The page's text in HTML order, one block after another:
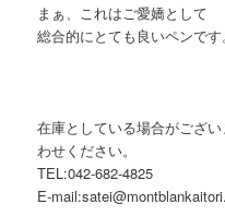
まぁ、これはご愛嬌として
総合的にとても良いペンです。
在庫としている場合がござ
わせください。
TEL:042-682-4825
E-